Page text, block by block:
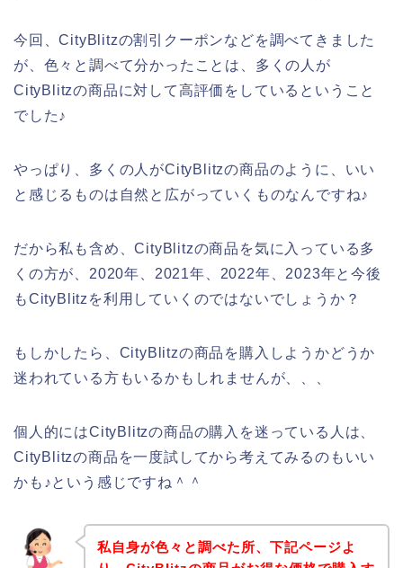
今回、CityBlitzの割引クーポンなどを調べてきました
が、色々と調べて分かったことは、多くの人が
CityBlitzの商品に対して高評価をしているということ
でした♪
やっぱり、多くの人がCityBlitzの商品のように、いい
と感じるものは自然と広がっていくものなんですね♪
だから私も含め、CityBlitzの商品を気に入っている多
くの方が、2020年、2021年、2022年、2023年と今後
もCityBlitzを利用していくのではないでしょうか？
もしかしたら、CityBlitzの商品を購入しようかどうか
迷われている方もいるかもしれませんが、、、
個人的にはCityBlitzの商品の購入を迷っている人は、
CityBlitzの商品を一度試してから考えてみるのもいい
かも♪という感じですね＾＾
私自身が色々と調べた所、下記ページよ